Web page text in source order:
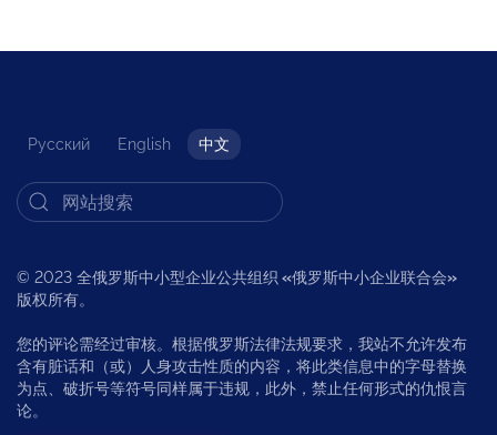
Русский English 中文
© 2023 全俄罗斯中小型企业公共组织 «俄罗斯中小企业联合会»
版权所有。
您的评论需经过审核。根据俄罗斯法律法规要求，我站不允许发布
含有脏话和（或）人身攻击性质的内容，将此类信息中的字母替换
为点、破折号等符号同样属于违规，此外，禁止任何形式的仇恨言
论。